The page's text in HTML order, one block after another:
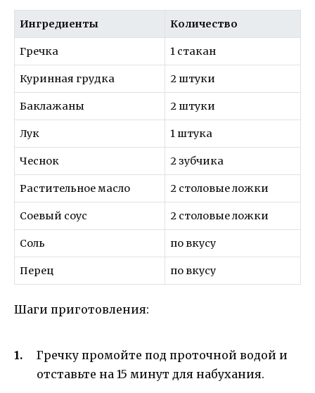
Ингредиенты Количество
Гречка 1 стакан
Куринная грудка 2 штуки
Баклажаны 2 штуки
Лук 1 штука
Чеснок 2 зубчика
Растительное масло 2 столовые ложки
Соевый соус 2 столовые ложки
Соль по вкусу
Перец по вкусу
Шаги приготовления:
Гречку промойте под проточной водой и
отставьте на 15 минут для набухания.